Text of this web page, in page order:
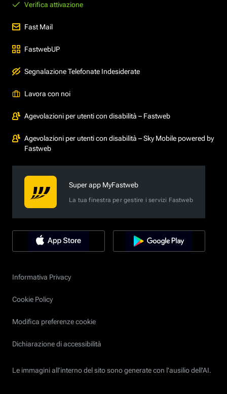
Verifica attivazione
Fast Mail
FastwebUP
Segnalazione Telefonate Indesiderate
Lavora con noi
Agevolazioni per utenti con disabilità – Fastweb
Agevolazioni per utenti con disabilità – Sky Mobile powered by
Fastweb
Super app MyFastweb
La tua finestra per gestire i servizi Fastweb
Informativa Privacy
Cookie Policy
Modifica preferenze cookie
Dichiarazione di accessibilità
Le immagini all’interno del sito sono generate con l'ausilio dell'AI.